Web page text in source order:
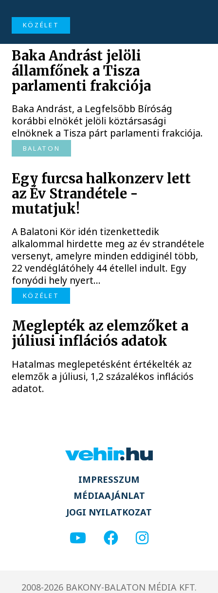
KÖZÉLET
Baka Andrást jelöli
államfőnek a Tisza
parlamenti frakciója
Baka Andrást, a Legfelsőbb Bíróság
korábbi elnökét jelöli köztársasági
elnöknek a Tisza párt parlamenti frakciója.
BALATON
Egy furcsa halkonzerv lett
az Év Strandétele -
mutatjuk!
A Balatoni Kör idén tizenkettedik
alkalommal hirdette meg az év strandétele
versenyt, amelyre minden eddiginél több,
22 vendéglátóhely 44 étellel indult. Egy
fonyódi hely nyert...
KÖZÉLET
Meglepték az elemzőket a
júliusi inflációs adatok
Hatalmas meglepetésként értékelték az
elemzők a júliusi, 1,2 százalékos inflációs
adatot.
IMPRESSZUM
MÉDIAAJÁNLAT
JOGI NYILATKOZAT
2008-2026 BAKONY-BALATON MÉDIA KFT.